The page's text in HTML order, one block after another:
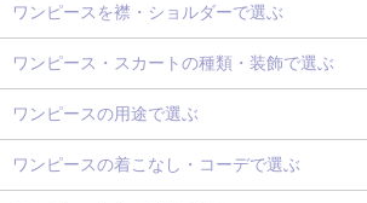
ワンピースを襟・ショルダーで選ぶ
ワンピース・スカートの種類・装飾で選ぶ
ワンピースの用途で選ぶ
ワンピースの着こなし・コーデで選ぶ